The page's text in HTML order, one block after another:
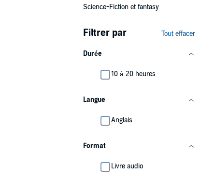
Science-Fiction et fantasy
Filtrer par Tout effacer
Durée
10 à 20 heures
Langue
Anglais
Format
Livre audio